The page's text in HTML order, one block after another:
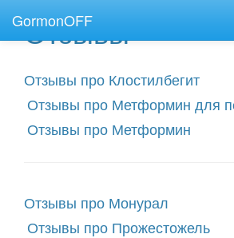
GormonOFF
Отзывы
Отзывы про Клостилбегит
Отзывы про Метформин для
Отзывы про Метформин
Отзывы про Монурал
Отзывы про Прожестожель